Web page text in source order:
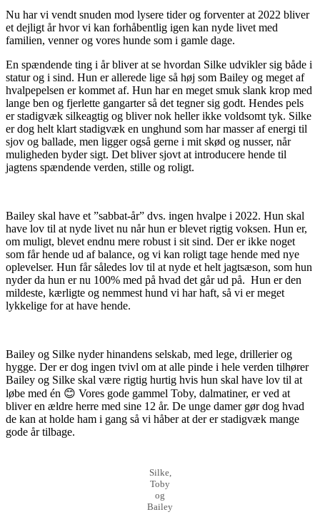
Nu har vi vendt snuden mod lysere tider og forventer at 2022 bliver
et dejligt år hvor vi kan forhåbentlig igen kan nyde livet med
familien, venner og vores hunde som i gamle dage.
En spændende ting i år bliver at se hvordan Silke udvikler sig både i
statur og i sind. Hun er allerede lige så høj som Bailey og meget af
hvalpepelsen er kommet af. Hun har en meget smuk slank krop med
lange ben og fjerlette gangarter så det tegner sig godt. Hendes pels
er stadigvæk silkeagtig og bliver nok heller ikke voldsomt tyk. Silke
er dog helt klart stadigvæk en unghund som har masser af energi til
sjov og ballade, men ligger også gerne i mit skød og nusser, når
muligheden byder sigt. Det bliver sjovt at introducere hende til
jagtens spændende verden, stille og roligt.
Bailey skal have et ”sabbat-år” dvs. ingen hvalpe i 2022. Hun skal
have lov til at nyde livet nu når hun er blevet rigtig voksen. Hun er,
om muligt, blevet endnu mere robust i sit sind. Der er ikke noget
som får hende ud af balance, og vi kan roligt tage hende med nye
oplevelser. Hun får således lov til at nyde et helt jagtsæson, som hun
nyder da hun er nu 100% med på hvad det går ud på. Hun er den
mildeste, kærligte og nemmest hund vi har haft, så vi er meget
lykkelige for at have hende.
Bailey og Silke nyder hinandens selskab, med lege, drillerier og
hygge. Der er dog ingen tvivl om at alle pinde i hele verden tilhører
Bailey og Silke skal være rigtig hurtig hvis hun skal have lov til at
løbe med én 😊 Vores gode gammel Toby, dalmatiner, er ved at
bliver en ældre herre med sine 12 år. De unge damer gør dog hvad
de kan at holde ham i gang så vi håber at der er stadigvæk mange
gode år tilbage.
Silke,
Toby
og
Bailey